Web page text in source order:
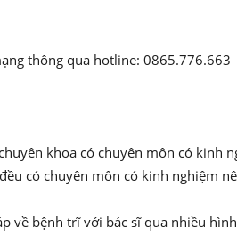
thông qua hotline: 0865.776.663
khoa có chuyên môn có kinh
có chuyên môn có kinh nghiệm
về bệnh trĩ với bác sĩ qua nhiều